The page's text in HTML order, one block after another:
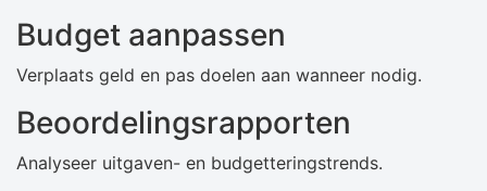
Budget aanpassen
Verplaats geld en pas doelen aan wanneer nodig.
Beoordelingsrapporten
Analyseer uitgaven- en budgetteringstrends.